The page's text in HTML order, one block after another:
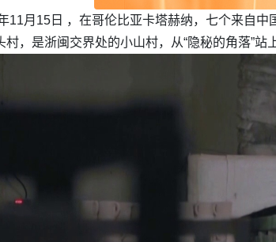
11月15日 ，在哥伦比亚卡塔赫纳，七个来自中
，是浙闽交界处的小山村，从“隐秘的角落”站